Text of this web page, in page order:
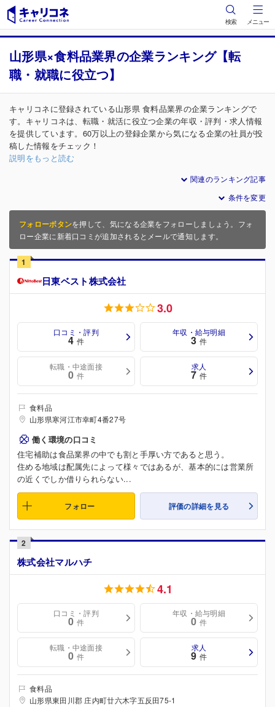
検索 メニュー
山形県×食料品業界の企業ランキング【転
職・就職に役立つ】
キャリコネに登録されている山形県 食料品業界の企業ランキングで
す。キャリコネは、転職・就活に役立つ企業の年収・評判・求人情報
を提供しています。60万以上の登録企業から気になる企業の社員が投
稿した情報をチェック！
説明をもっと読む
関連のランキング記事
条件を変更
フォローボタンを押して、気になる企業をフォローしましょう。フォ
ロー企業に新着口コミが追加されるとメールで通知します。
1
日東ベスト株式会社
3.0
口コミ・評判
4 件
年収・給与明細
3 件
転職・中途面接
0 件
求人
7 件
食料品
山形県寒河江市幸町4番27号
働く環境の口コミ
住宅補助は食品業界の中でも割と手厚い方であると思う。
住める地域は配属先によって様々ではあるが、基本的には営業所
の近くでしか借りられらない...
フォロー 評価の詳細を見る
2
株式会社マルハチ
4.1
口コミ・評判
0 件
年収・給与明細
0 件
転職・中途面接
0 件
求人
9 件
食料品
山形県東田川郡 庄内町廿六木字五反田75-1